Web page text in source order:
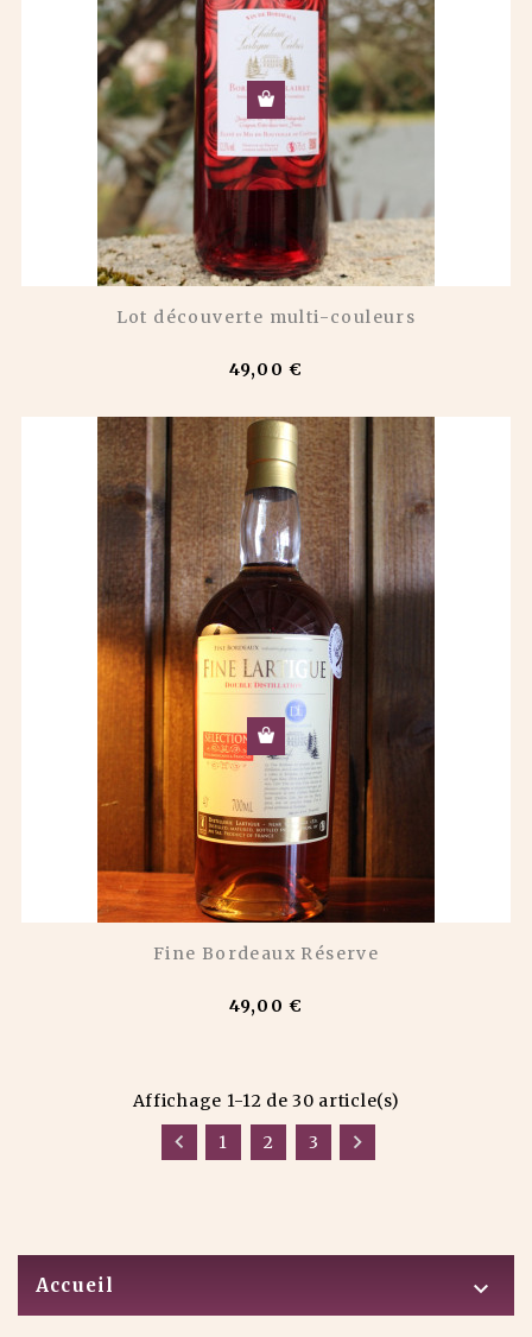
Lot découverte multi-couleurs
49,00 €
Fine Bordeaux Réserve
49,00 €
Affichage 1-12 de 30 article(s)
 1 2 3 
Accueil 